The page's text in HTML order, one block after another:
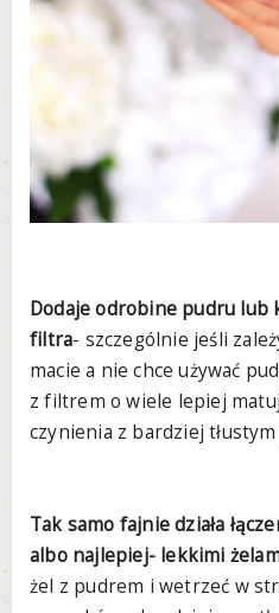
Dodaje odrobine pudru lub
filtra- szczególnie jeśli
macie a nie chce używać
z filtrem o wiele lepiej
czynienia z bardziej
Tak samo fajnie działa
albo najlepiej- lekkimi
żel z pudrem i wetrzeć w